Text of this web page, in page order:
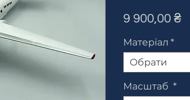
9 900,00 ₴
Матеріал *
Обрати
Масштаб *